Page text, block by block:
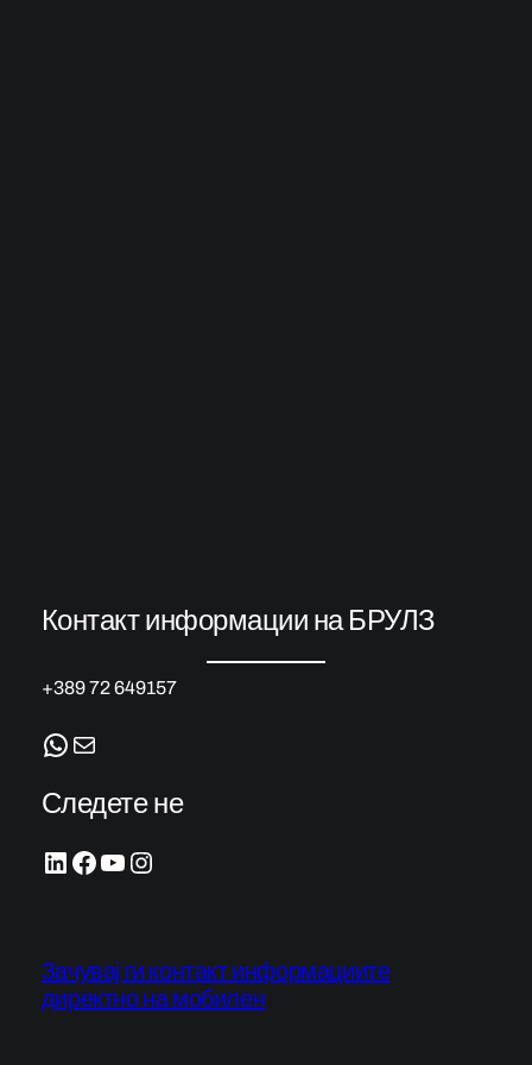
Контакт информации на БРУЛЗ
+389 72 649157
WhatsApp Mail
Следете не
LinkedIn Facebook YouTube Instagram
Зачувај ги контакт информациите
директно на мобилен